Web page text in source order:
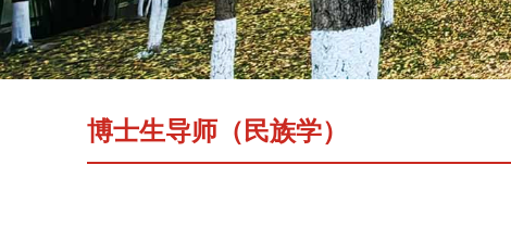
博士生导师（民族学）